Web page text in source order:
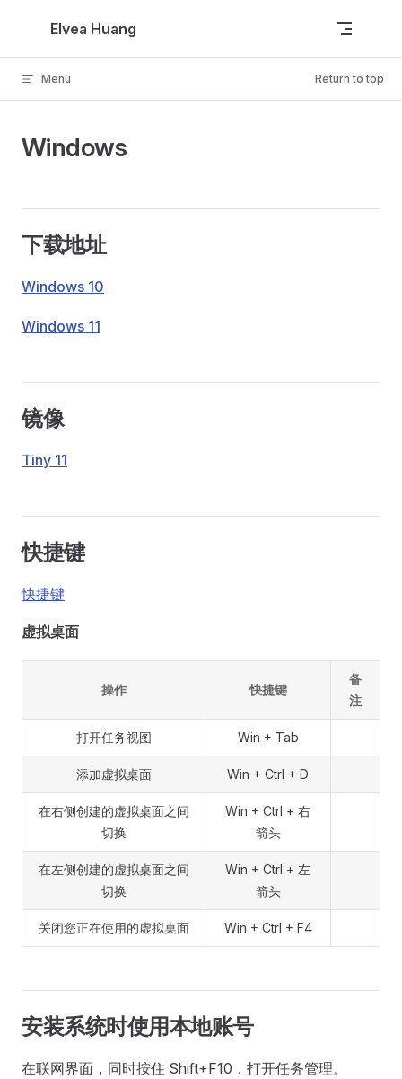
Skip to content
Elvea Huang
Menu Return to top
Windows
下载地址
Windows 10
Windows 11
镜像
Tiny 11
快捷键
快捷键
虚拟桌面
操作 快捷键
备
注
打开任务视图 Win + Tab
添加虚拟桌面 Win + Ctrl + D
在右侧创建的虚拟桌面之间
切换
Win + Ctrl + 右
箭头
在左侧创建的虚拟桌面之间
切换
Win + Ctrl + 左
箭头
关闭您正在使用的虚拟桌面 Win + Ctrl + F4
安装系统时使用本地账号
在联网界面，同时按住 Shift+F10，打开任务管理。